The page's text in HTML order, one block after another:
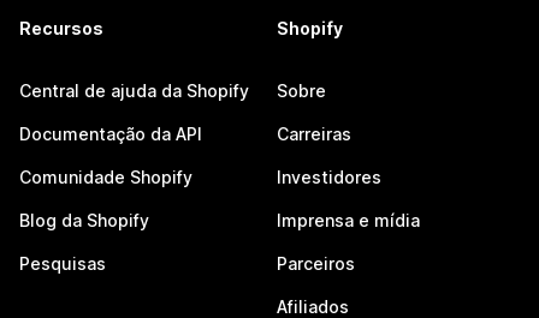
Recursos
Central de ajuda da Shopify
Documentação da API
Comunidade Shopify
Blog da Shopify
Pesquisas
Shopify
Sobre
Carreiras
Investidores
Imprensa e mídia
Parceiros
Afiliados